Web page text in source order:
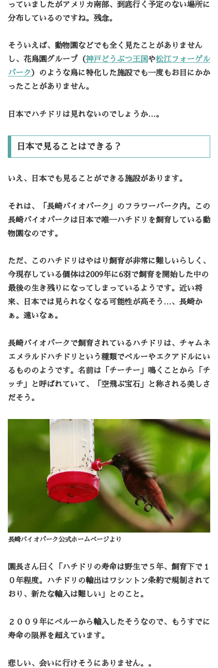
っていましたがアメリカ南部、到底行く予定のない場所に
分布しているのですね。残念。
そういえば、動物園などでも全く見たことがありません
し、花鳥園グループ（神戸どうぶつ王国や松江フォーゲル
パーク ）
のような鳥に特化した施設でも一度もお目にかか
ったことがありません。
日本でハチドリは見れないのでしょうか…。
日本で見ることはできる？
いえ、日本でも見ることができる施設があります。
それは、「 長崎バイオパーク
」のフラワーパーク内。この
長崎バイオパークは日本で唯一ハチドリを飼育している動
物園なのです。
ただ、このハチドリはやはり飼育が非常に難しいらしく、
今現存している個体は2009年に6羽で飼育を開始した中の
最後の生き残りになってしまっているようです。近い将
来、日本では見られなくなる可能性が高そう…、長崎か
ぁ。遠いなぁ。
長崎バイオパークで飼育されているハチドリは、 チャムネ
エメラルドハチドリ という種類でペルーやエクアドルにい
るもののようです。名前は「チーチー」鳴くことから「チ
ッチ」と呼ばれていて、「空飛ぶ宝石」と称される美しさ
だそう。
長崎バイオパーク公式ホームページより
園長さん曰く「ハチドリの寿命は野生で５年、飼育下で１
０年程度。ハチドリの輸出はワシントン条約で規制されて
おり、新たな輸入は難しい」とのこと。
２００９年にペルーから輸入したそうなので、もうすでに
寿命の限界を超えています。
悲しい、会いに行けそうにありません。。